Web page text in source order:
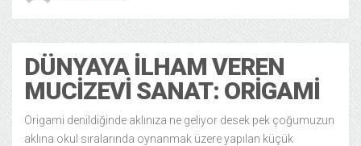
DÜNYAYA İLHAM VEREN
MUCIZEVI SANAT: ORIGAMI
Origami denildiğinde aklınıza ne geliyor desek pek çoğumuzun
aklına okul sıralarında oynanmak üzere yapılan küçük